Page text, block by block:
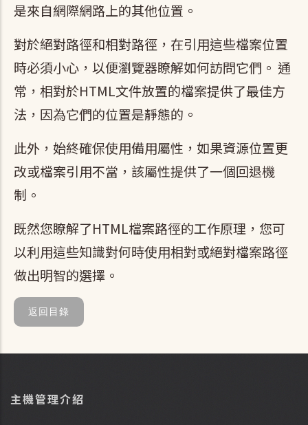
是來自網際網路上的其他位置。
對於絕對路徑和相對路徑，在引用這些檔案位置
時必須小心，以便瀏覽器瞭解如何訪問它們。 通
常，相對於HTML文件放置的檔案提供了最佳方
法，因為它們的位置是靜態的。
此外，始終確保使用備用屬性，如果資源位置更
改或檔案引用不當，該屬性提供了一個回退機
制。
既然您瞭解了HTML檔案路徑的工作原理，您可
以利用這些知識對何時使用相對或絕對檔案路徑
做出明智的選擇。
返回目錄
主機管理介紹